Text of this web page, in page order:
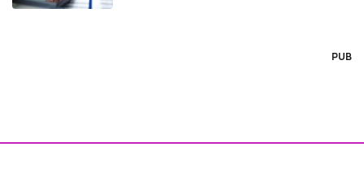
PUB